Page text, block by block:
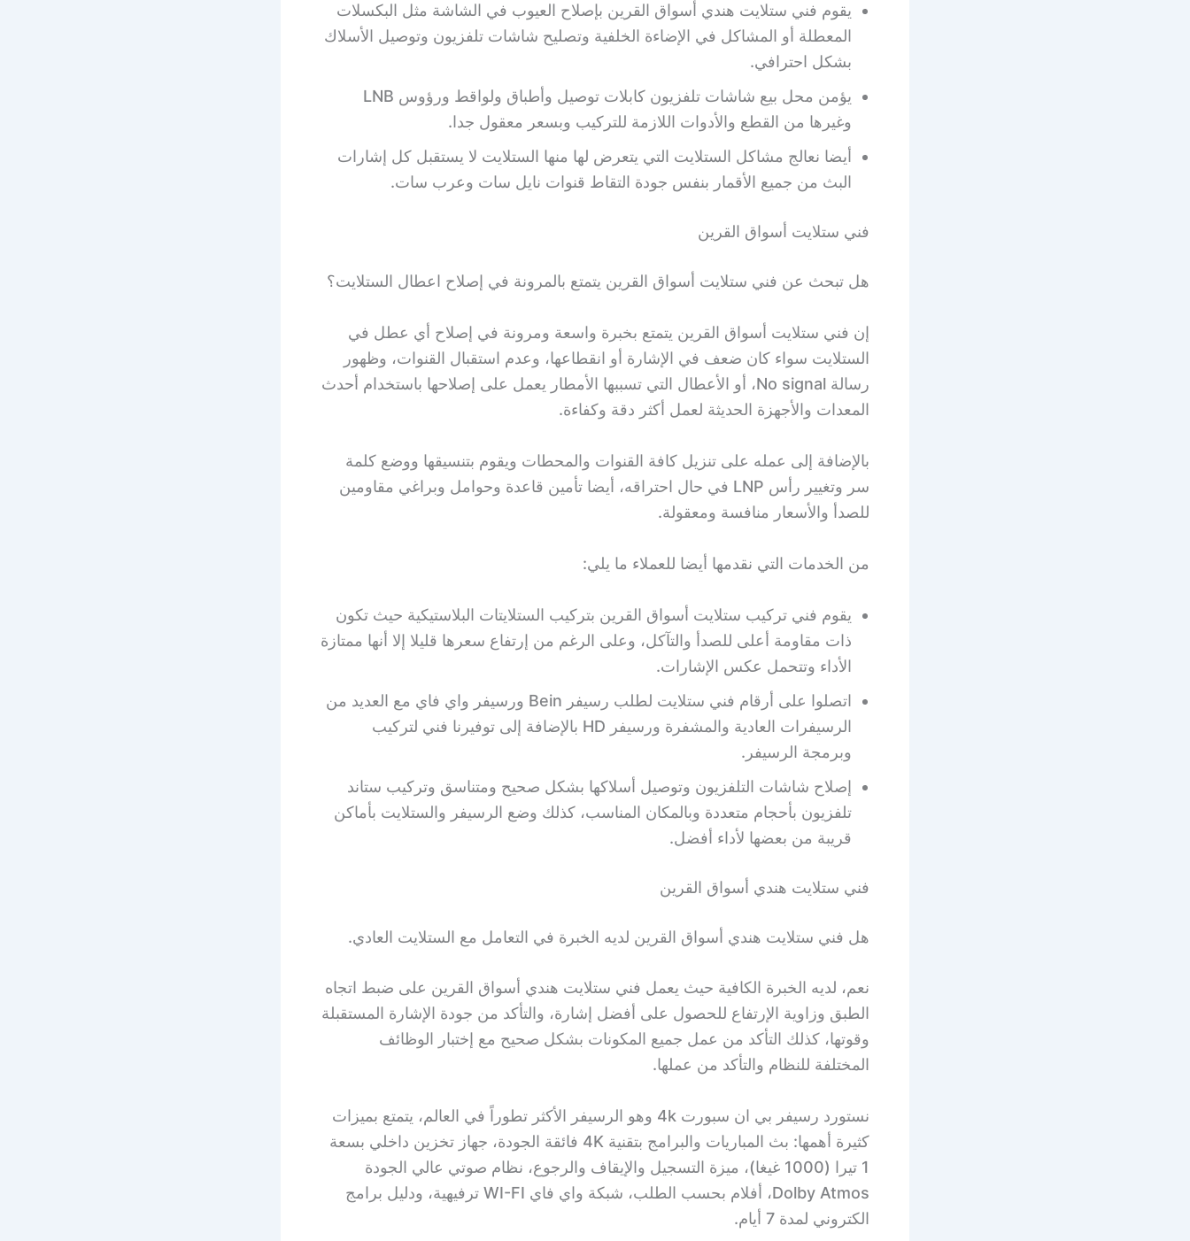
يقوم فني ستلايت هندي أسواق القرين بإصلاح العيوب في الشاشة مثل البكسلات
المعطلة أو المشاكل في الإضاءة الخلفية وتصليح شاشات تلفزيون وتوصيل الأسلاك
بشكل احترافي.
يؤمن محل بيع شاشات تلفزيون كابلات توصيل وأطباق ولواقط ورؤوس LNB
وغيرها من القطع والأدوات اللازمة للتركيب وبسعر معقول جدا.
أيضا نعالج مشاكل الستلايت التي يتعرض لها منها الستلايت لا يستقبل كل إشارات
البث من جميع الأقمار بنفس جودة التقاط قنوات نايل سات وعرب سات.
فني ستلايت أسواق القرين
هل تبحث عن فني ستلايت أسواق القرين يتمتع بالمرونة في إصلاح اعطال الستلايت؟
إن فني ستلايت أسواق القرين يتمتع بخبرة واسعة ومرونة في إصلاح أي عطل في
الستلايت سواء كان ضعف في الإشارة أو انقطاعها، وعدم استقبال القنوات، وظهور
رسالة No signal، أو الأعطال التي تسببها الأمطار يعمل على إصلاحها باستخدام أحدث
المعدات والأجهزة الحديثة لعمل أكثر دقة وكفاءة.
بالإضافة إلى عمله على تنزيل كافة القنوات والمحطات ويقوم بتنسيقها ووضع كلمة
سر وتغيير رأس LNP في حال احتراقه، أيضا تأمين قاعدة وحوامل وبراغي مقاومين
للصدأ والأسعار منافسة ومعقولة.
من الخدمات التي نقدمها أيضا للعملاء ما يلي:
يقوم فني تركيب ستلايت أسواق القرين بتركيب الستلايتات البلاستيكية حيث تكون
ذات مقاومة أعلى للصدأ والتآكل، وعلى الرغم من إرتفاع سعرها قليلا إلا أنها ممتازة
الأداء وتتحمل عكس الإشارات.
اتصلوا على أرقام فني ستلايت لطلب رسيفر Bein ورسيفر واي فاي مع العديد من
الرسيفرات العادية والمشفرة ورسيفر HD بالإضافة إلى توفيرنا فني لتركيب
وبرمجة الرسيفر.
إصلاح شاشات التلفزيون وتوصيل أسلاكها بشكل صحيح ومتناسق وتركيب ستاند
تلفزيون بأحجام متعددة وبالمكان المناسب، كذلك وضع الرسيفر والستلايت بأماكن
قريبة من بعضها لأداء أفضل.
فني ستلايت هندي أسواق القرين
هل فني ستلايت هندي أسواق القرين لديه الخبرة في التعامل مع الستلايت العادي.
نعم، لديه الخبرة الكافية حيث يعمل فني ستلايت هندي أسواق القرين على ضبط اتجاه
الطبق وزاوية الإرتفاع للحصول على أفضل إشارة، والتأكد من جودة الإشارة المستقبلة
وقوتها، كذلك التأكد من عمل جميع المكونات بشكل صحيح مع إختبار الوظائف
المختلفة للنظام والتأكد من عملها.
نستورد رسيفر بي ان سبورت 4k وهو الرسيفر الأكثر تطوراً في العالم، يتمتع بميزات
كثيرة أهمها: بث المباريات والبرامج بتقنية 4K فائقة الجودة، جهاز تخزين داخلي بسعة
1 تيرا (1000 غيغا)، ميزة التسجيل والإيقاف والرجوع، نظام صوتي عالي الجودة
Dolby Atmos، أفلام بحسب الطلب، شبكة واي فاي WI-FI ترفيهية، ودليل برامج
الكتروني لمدة 7 أيام.